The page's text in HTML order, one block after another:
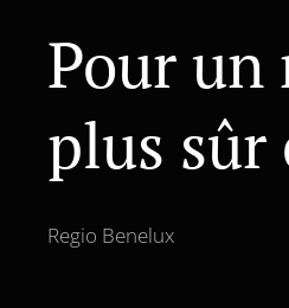
Pour un
plus sûr
Regio Benelux